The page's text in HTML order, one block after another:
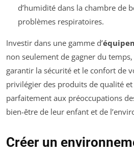
d’humidité dans la chambre de
problèmes respiratoires.
Investir dans une gamme d’
non seulement de gagner du
garantir la sécurité et le confort de
privilégier des produits de qualité
parfaitement aux préoccupations
bien-être de leur enfant et de
Créer un